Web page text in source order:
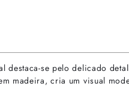
se pelo delicado
madeira, cria um visual